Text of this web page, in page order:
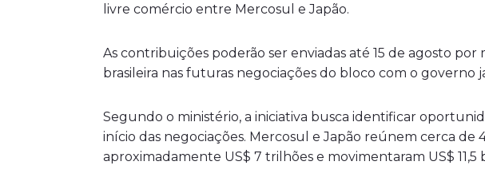
livre comércio entre Mercosul e Japão.
As contribuições poderão ser enviadas até 15 de agosto por
brasileira nas futuras negociações do bloco com o governo
Segundo o ministério, a iniciativa busca identificar
início das negociações. Mercosul e Japão reúnem cerca
aproximadamente US$ 7 trilhões e movimentaram US$